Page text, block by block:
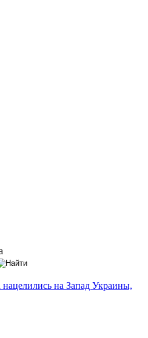
нацелились на Запад Украины,